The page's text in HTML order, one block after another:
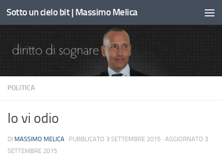
Sotto il contenuto
Sotto un cielo bit | Massimo Melica
POLITICA
Io vi odio
DI MASSIMO MELICA · PUBBLICATO 3 SETTEMBRE 2015 · AGGIORNATO 3
SETTEMBRE 2015